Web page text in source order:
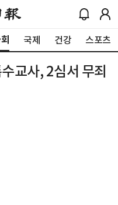
국제 건강 스포츠
교사, 2심서 무죄